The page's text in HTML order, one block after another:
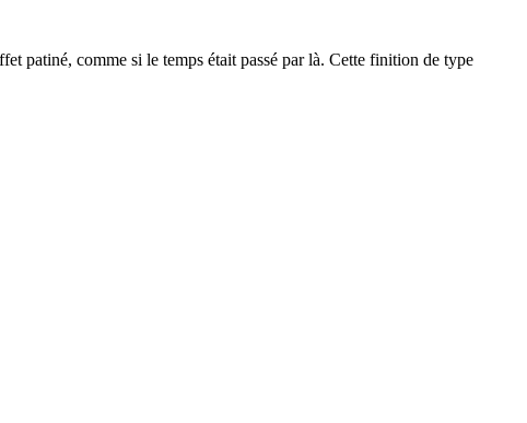
patiné, comme si le temps était passé par là. Cette finition de type